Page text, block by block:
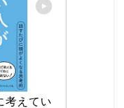
考えてい